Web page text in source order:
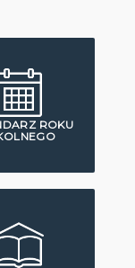
ROKU